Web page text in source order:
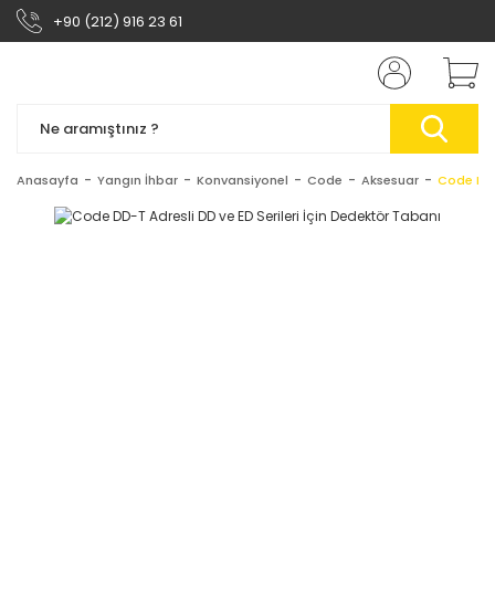
+90 (212) 916 23 61
Anasayfa Yangın İhbar Konvansiyonel Code Aksesuar Code